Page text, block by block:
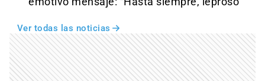
Ver todas las noticias